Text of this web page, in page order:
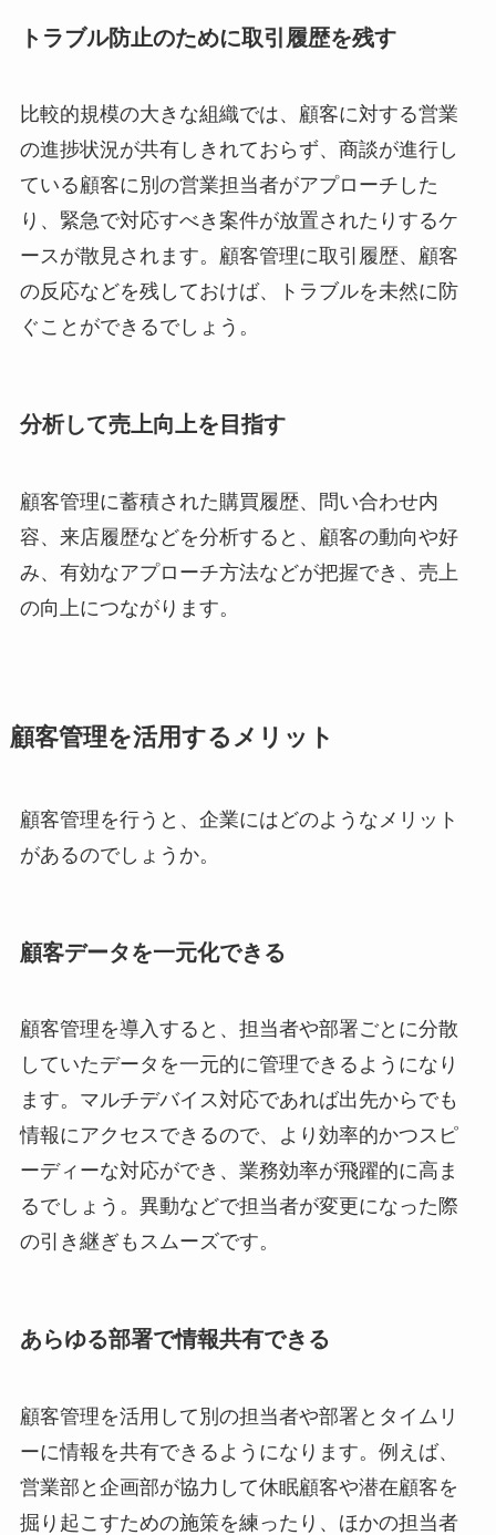
トラブル防止のために取引履歴を残す
比較的規模の大きな組織では、顧客に対する営業
の進捗状況が共有しきれておらず、商談が進行し
ている顧客に別の営業担当者がアプローチした
り、緊急で対応すべき案件が放置されたりするケ
ースが散見されます。顧客管理に取引履歴、顧客
の反応などを残しておけば、トラブルを未然に防
ぐことができるでしょう。
分析して売上向上を目指す
顧客管理に蓄積された購買履歴、問い合わせ内
容、来店履歴などを分析すると、顧客の動向や好
み、有効なアプローチ方法などが把握でき、売上
の向上につながります。
顧客管理を活用するメリット
顧客管理を行うと、企業にはどのようなメリット
があるのでしょうか。
顧客データを一元化できる
顧客管理を導入すると、担当者や部署ごとに分散
していたデータを一元的に管理できるようになり
ます。マルチデバイス対応であれば出先からでも
情報にアクセスできるので、より効率的かつスピ
ーディーな対応ができ、業務効率が飛躍的に高ま
るでしょう。異動などで担当者が変更になった際
の引き継ぎもスムーズです。
あらゆる部署で情報共有できる
顧客管理を活用して別の担当者や部署とタイムリ
ーに情報を共有できるようになります。例えば、
営業部と企画部が協力して休眠顧客や潜在顧客を
掘り起こすための施策を練ったり、ほかの担当者